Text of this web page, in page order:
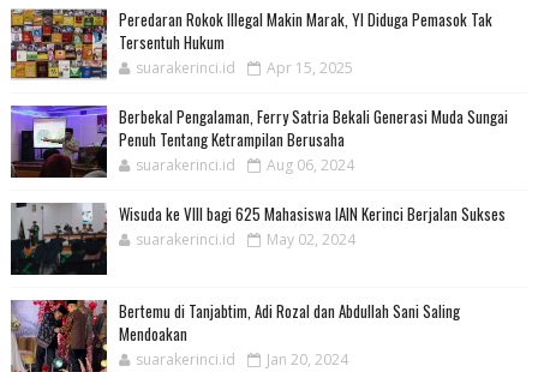
Peredaran Rokok Illegal Makin Marak, YI Diduga Pemasok Tak
Tersentuh Hukum
suarakerinci.id Apr 15, 2025
Berbekal Pengalaman, Ferry Satria Bekali Generasi Muda Sungai
Penuh Tentang Ketrampilan Berusaha
suarakerinci.id Aug 06, 2024
Wisuda ke VIII bagi 625 Mahasiswa IAIN Kerinci Berjalan Sukses
suarakerinci.id May 02, 2024
Bertemu di Tanjabtim, Adi Rozal dan Abdullah Sani Saling
Mendoakan
suarakerinci.id Jan 20, 2024